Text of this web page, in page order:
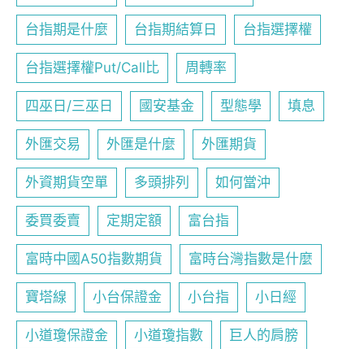
台指期是什麼 台指期結算日 台指選擇權
台指選擇權Put/Call比 周轉率
四巫日/三巫日 國安基金 型態學 填息
外匯交易 外匯是什麼 外匯期貨
外資期貨空單 多頭排列 如何當沖
委買委賣 定期定額 富台指
富時中國A50指數期貨 富時台灣指數是什麼
寶塔線 小台保證金 小台指 小日經
小道瓊保證金 小道瓊指數 巨人的肩膀